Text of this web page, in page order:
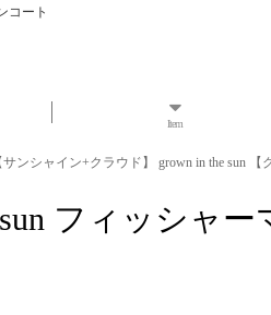
コート
Item
ンシャイン+クラウド】 grown in the sun 【
フィッシャー